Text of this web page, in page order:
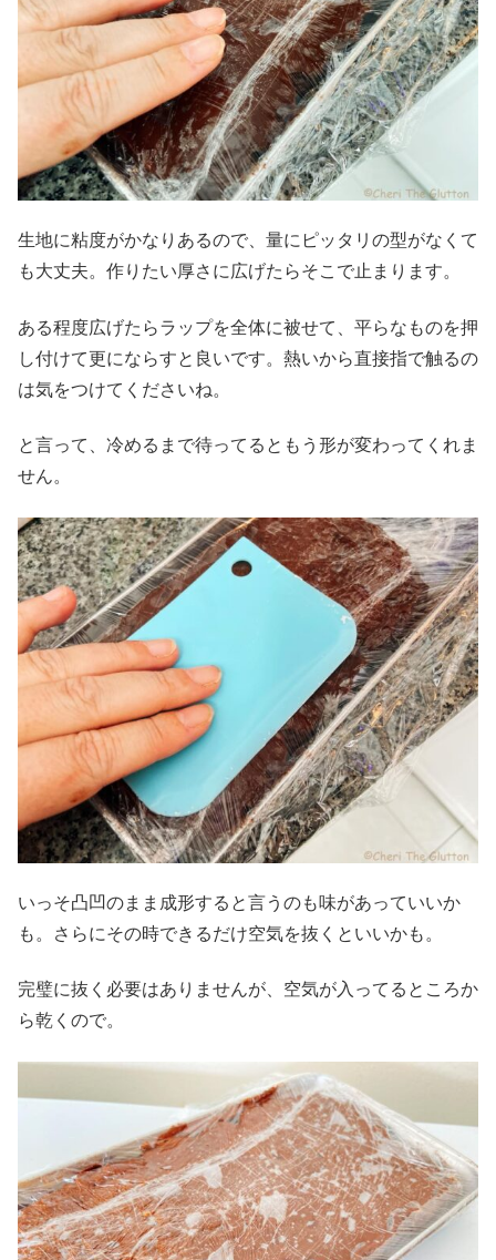
生地に粘度がかなりあるので、量にピッタリの型がなくて
も大丈夫。作りたい厚さに広げたらそこで止まります。
ある程度広げたらラップを全体に被せて、平らなものを押
し付けて更にならすと良いです。熱いから直接指で触るの
は気をつけてくださいね。
と言って、冷めるまで待ってるともう形が変わってくれま
せん。
いっそ凸凹のまま成形すると言うのも味があっていいか
も。さらにその時できるだけ空気を抜くといいかも。
完璧に抜く必要はありませんが、空気が入ってるところか
ら乾くので。